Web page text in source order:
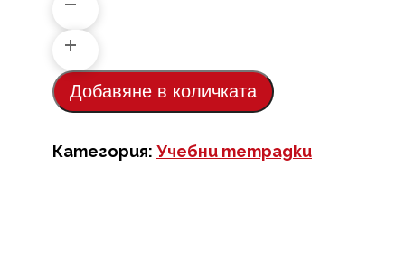
тетрадка
Добавяне в количката
Категория: Учебни тетрадки